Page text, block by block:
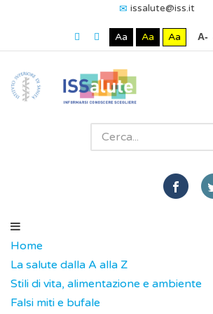
issalute@iss.it
Aa Aa Aa A-
Home
La salute dalla A alla Z
Stili di vita, alimentazione e ambiente
Falsi miti e bufale